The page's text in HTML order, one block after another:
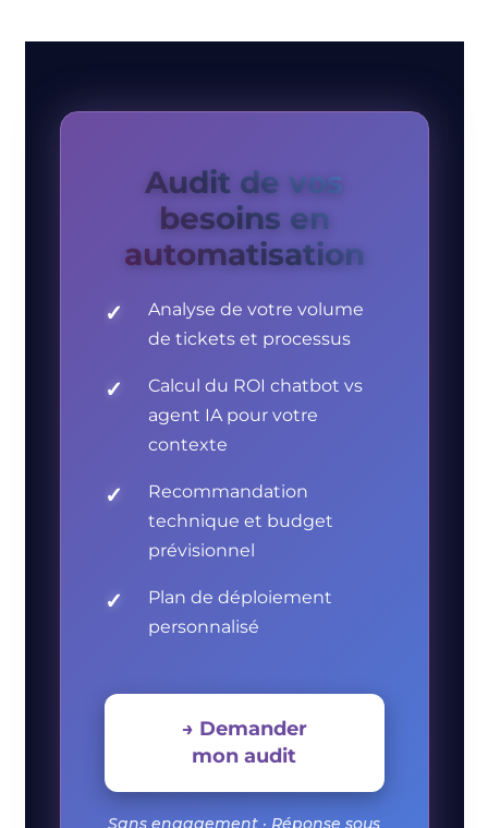
Audit de vos
besoins en
automatisation
✓
Analyse de votre volume
de tickets et processus
✓
Calcul du ROI chatbot vs
agent IA pour votre
contexte
✓
Recommandation
technique et budget
prévisionnel
✓
Plan de déploiement
personnalisé
→ Demander
mon audit
Sans engagement · Réponse sous